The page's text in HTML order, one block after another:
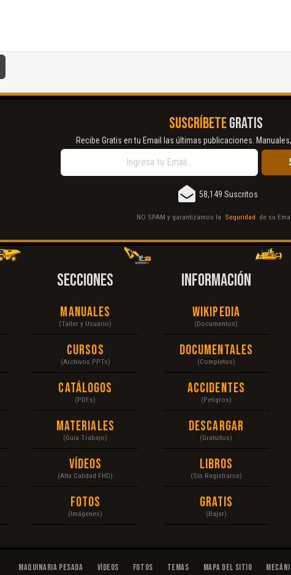
SUSCRÍBETEGRATIS
Recibe Gratis en tu Email las últimas publicaciones. Manuales,
58,149 Suscritos
NO SPAM y garantizamos la Seguridad de su
SECCIONES
Manuales
(Taller y Usuario)
Cursos
(Archivos PPTs)
Catálogos
(PDFs)
Materiales
(Guía Trabajo)
Vídeos
(Alta Calidad FHD)
Fotos
(Imágenes)
INFORMACIÓN
Wikipedia
(Documentos)
Documentales
(Completos)
Accidentes
(Peligros)
Descargar
(Gratuitos)
Libros
(Sin Registrarse)
Gratis
(Bajar)
Maquinaria Pesada Vídeos Fotos Temas Mapa del Sitio